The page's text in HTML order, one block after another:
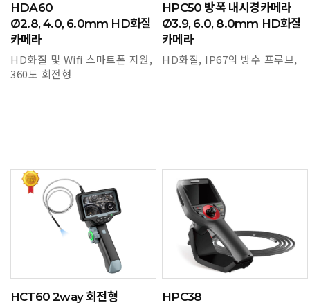
HDA60
Ø2.8, 4.0, 6.0mm HD화질
카메라
HD화질 및 Wifi 스마트폰 지원,
360도 회전형
HPC50 방폭 내시경카메라
Ø3.9, 6.0, 8.0mm HD화질
카메라
HD화질, IP67의 방수 프루브,
HCT60 2way 회전형
HPC38